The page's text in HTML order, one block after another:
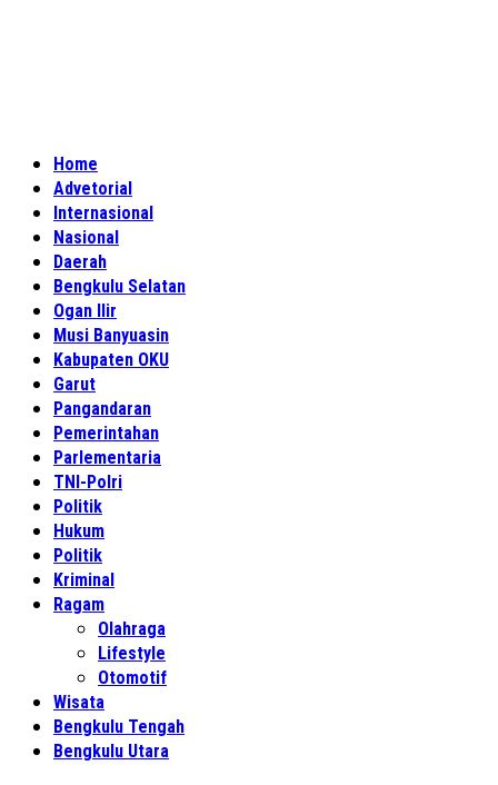
Home
Advetorial
Internasional
Nasional
Daerah
Bengkulu Selatan
Ogan Ilir
Musi Banyuasin
Kabupaten OKU
Garut
Pangandaran
Pemerintahan
Parlementaria
TNI-Polri
Politik
Hukum
Politik
Kriminal
Ragam
Olahraga
Lifestyle
Otomotif
Wisata
Bengkulu Tengah
Bengkulu Utara